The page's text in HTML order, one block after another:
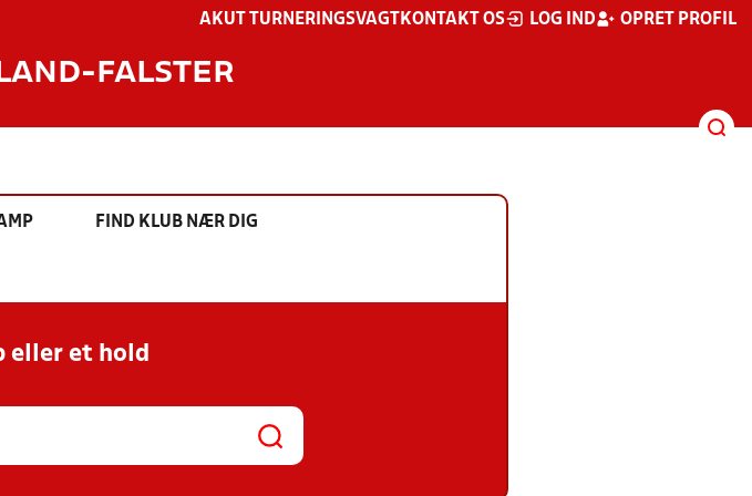
AKUT TURNERINGSVAGT KONTAKT OS LOG IND OPRET PROFIL
FALSTER
FIND KLUB NÆR DIG
eller et hold